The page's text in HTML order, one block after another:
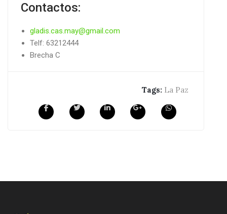
Contactos:
gladis.cas.may@gmail.com
Telf: 63212444
Brecha C
Tags: La Paz